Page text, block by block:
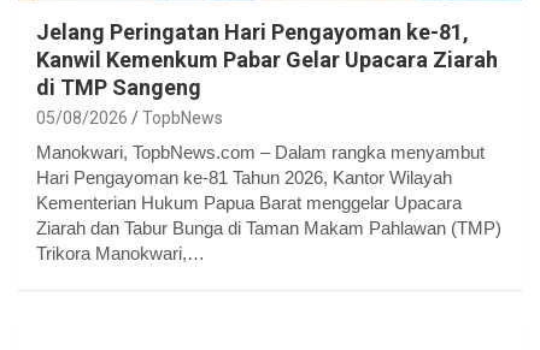
Jelang Peringatan Hari Pengayoman ke-81,
Kanwil Kemenkum Pabar Gelar Upacara Ziarah
di TMP Sangeng
05/08/2026 TopbNews
Manokwari, TopbNews.com – Dalam rangka menyambut
Hari Pengayoman ke-81 Tahun 2026, Kantor Wilayah
Kementerian Hukum Papua Barat menggelar Upacara
Ziarah dan Tabur Bunga di Taman Makam Pahlawan (TMP)
Trikora Manokwari,…